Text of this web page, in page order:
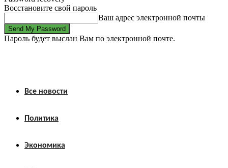
Восстановите свой пароль
Ваш адрес электронной почты
Пароль будет выслан Вам по электронной почте.
Все новости
Политика
Экономика